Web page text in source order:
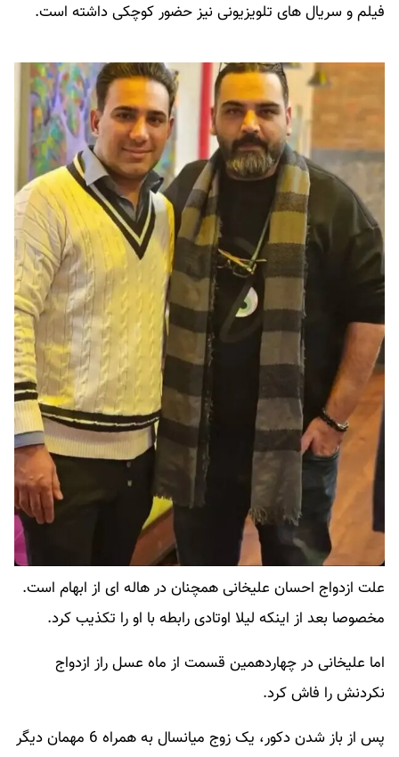
فیلم و سریال های تلویزیونی نیز حضور کوچکی داشته است.
علت ازدواج احسان علیخانی همچنان در هاله ای از ابهام است.
مخصوصا بعد از اینکه لیلا اوتادی رابطه با او را تکذیب کرد.
اما علیخانی در چهاردهمین قسمت از ماه عسل راز ازدواج
نکردنش را فاش کرد.
پس از باز شدن دکور، یک زوج میانسال به همراه 6 مهمان دیگر